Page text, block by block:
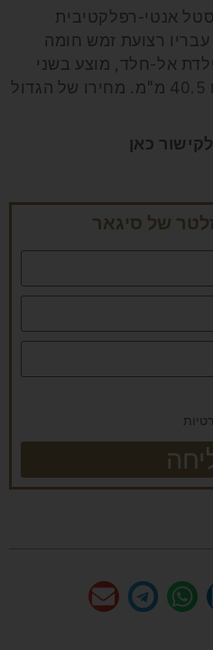
אנטי-רפלקטיבית
רצועת זמש חומה
אל-חלד, מוצע בשני
גדלים: קוטר 38.5 מ"מ או 40.5 מ"מ. מחירו של הגדול
כאן
של סיגאר